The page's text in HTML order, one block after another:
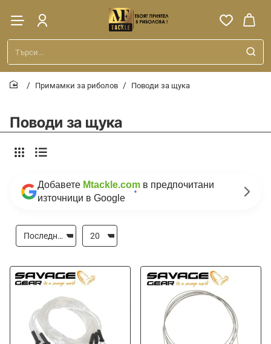
Търси...
Поводи за щука
Примамки за риболов Поводи за щука
Добавете Mtackle.com в предпочитани
източници в Google